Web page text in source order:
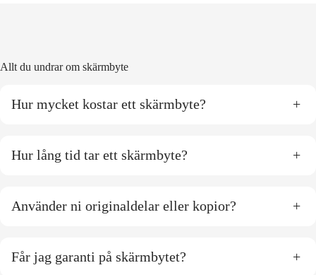
Allt du undrar om skärmbyte
Hur mycket kostar ett skärmbyte? +
Hur lång tid tar ett skärmbyte? +
Använder ni originaldelar eller kopior? +
Får jag garanti på skärmbytet? +